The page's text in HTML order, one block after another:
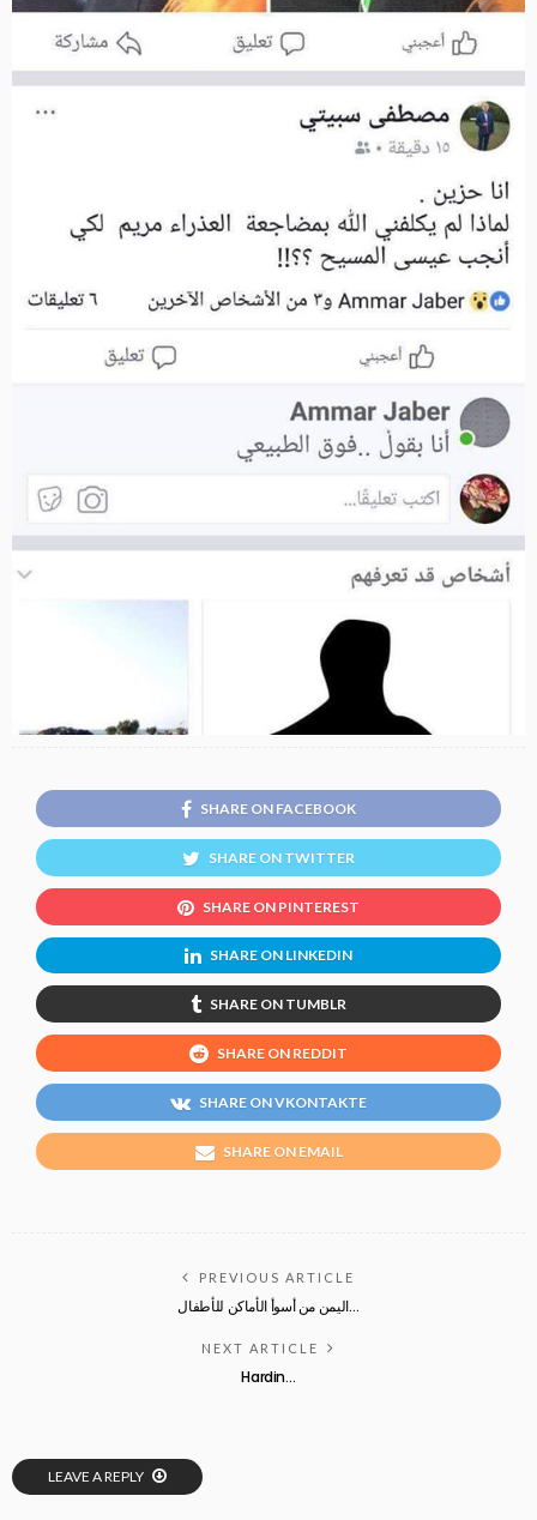
SHARE ON FACEBOOK
SHARE ON TWITTER
SHARE ON PINTEREST
SHARE ON LINKEDIN
SHARE ON TUMBLR
SHARE ON REDDIT
SHARE ON VKONTAKTE
SHARE ON EMAIL
PREVIOUS ARTICLE
اليمن من أسوأ الأماكن للأطفال…
NEXT ARTICLE
Hardin…
LEAVE A REPLY